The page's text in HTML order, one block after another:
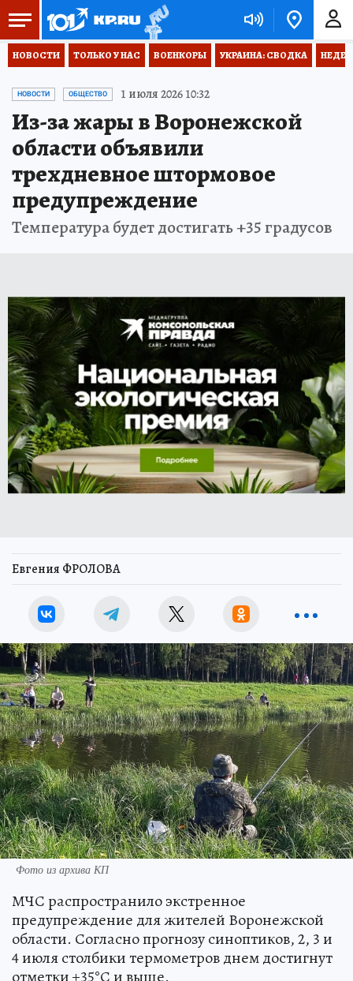
НОВОСТИ ТОЛЬКО У НАС ВОЕНКОРЫ УКРАИНА: СВОДКА
НОВОСТИ ОБЩЕСТВО 1 июля 2026 10:32
Из-за жары в Воронежской
области объявили
трехдневное штормовое
предупреждение
Температура будет достигать +35 градусов
Евгения ФРОЛОВА
Фото из архива КП
МЧС распространило экстренное
предупреждение для жителей Воронежской
области. Согласно прогнозу синоптиков, 2, 3 и
4 июля столбики термометров днем достигнут
отметки +35°С и выше.